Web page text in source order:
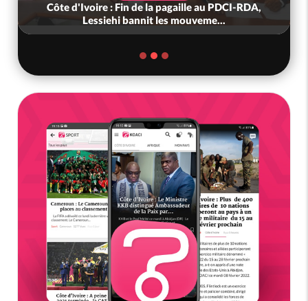
Côte d'Ivoire : Fin de la pagaille au PDCI-RDA,
Lessiehi bannit les mouveme...